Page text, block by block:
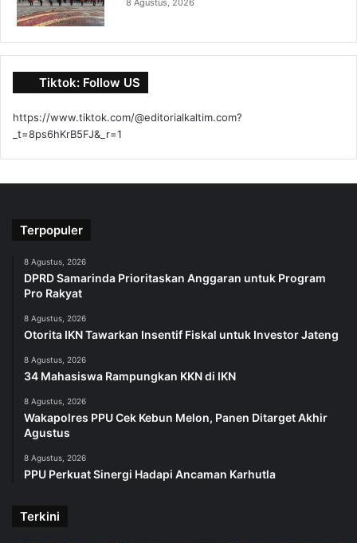
8 Agustus, 2026
Tiktok: Follow US
https://www.tiktok.com/@editorialkaltim.com?
_t=8ps6hKrB5FJ&_r=1
Terpopuler
8 Agustus, 2026
DPRD Samarinda Prioritaskan Anggaran untuk Program
Pro Rakyat
8 Agustus, 2026
Otorita IKN Tawarkan Insentif Fiskal untuk Investor Jateng
8 Agustus, 2026
34 Mahasiswa Rampungkan KKN di IKN
8 Agustus, 2026
Wakapolres PPU Cek Kebun Melon, Panen Ditarget Akhir
Agustus
8 Agustus, 2026
PPU Perkuat Sinergi Hadapi Ancaman Karhutla
Terkini